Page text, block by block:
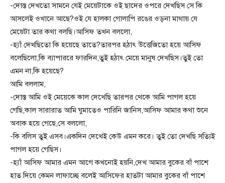
-দোস্ত দেখতো সামনে যেই মেয়েটাকে ওই ছাদের ওপরে দেখছিস সে কি
আসলেই ওখানে আছে?ওই যে হালকা গোলাপি রঙের ওড়না মাথায় যে
মেয়েটা তার কথা বলছি।আসিফ তখন বললো,
-হ্যাঁ দেখছিতো কি হয়েছে তাতে?তারপর হঠাৎ উত্তেজিতো হয়ে আসিফ
বলেছিলো,কি ব্যাপাররে ফারদিন,তুই হঠাৎ মেয়ে মানুষ দেখছিস।তুই তো
এমন না,কি হয়েছে?
আমি বললাম,
-দোস্ত আমি ওই মেয়েকে কাল দেখেছি তারপর থেকে আমি পাগল হয়ে
গেছি,কাল সারারাত আমি ঘুমাতেও পারিনি জানিস,আসিফ আমার কথা শুনে
অবাক হয়ে গেছে,সে বললো,
-কি বলিস তুই এসব।একদিন দেখেই কেউ এমন করে। তুই তো দেখছি সত্যিই
পাগল হয়ে গেছিস।
-হ্যাঁ আসিফ আমার এমন আগে কখনোই হয়নি,দেখ আমার বুকের বাঁ পাশে
হাত দিয়ে কেমন লাফাচ্ছে বলেই আসিফের হাতটা আমার বুকের বাঁ পাশে